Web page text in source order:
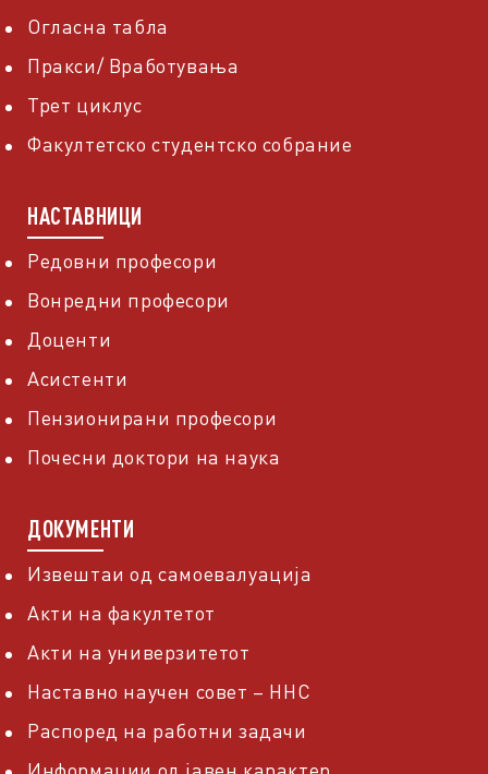
Огласна табла
Пракси/ Вработувања
Трет циклус
Факултетско студентско собрание
НАСТАВНИЦИ
Редовни професори
Вонредни професори
Доценти
Асистенти
Пензионирани професори
Почесни доктори на наука
ДОКУМЕНТИ
Извештаи од самоевалуација
Акти на факултетот
Акти на универзитетот
Наставно научен совет – ННС
Распоред на работни задачи